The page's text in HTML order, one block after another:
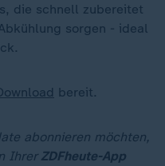
die schnell zubereitet
sorgen - ideal
bereit.
abonnieren möchten,
Ihrer ZDFheute-App